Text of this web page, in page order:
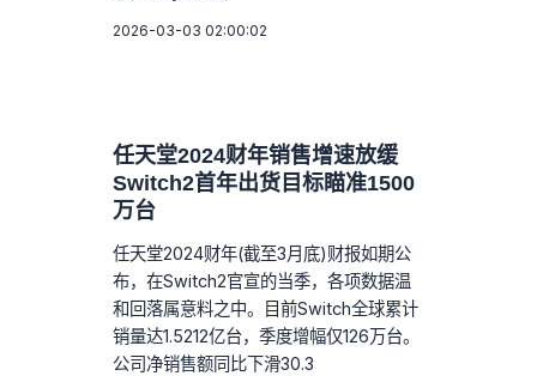
2026-03-03 02:00:02
任天堂2024财年销售增速放缓
Switch2首年出货目标瞄准1500
万台
任天堂2024财年(截至3月底)财报如期公
布，在Switch2官宣的当季，各项数据温
和回落属意料之中。目前Switch全球累计
销量达1.5212亿台，季度增幅仅126万台。
公司净销售额同比下滑30.3